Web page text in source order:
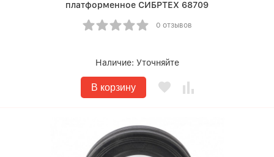
платформенное СИБРТЕХ 68709
0 отзывов
Наличие: Уточняйте
В корзину